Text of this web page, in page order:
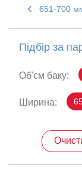
651-700
Підбір за
Об'єм баку:
Ширина: